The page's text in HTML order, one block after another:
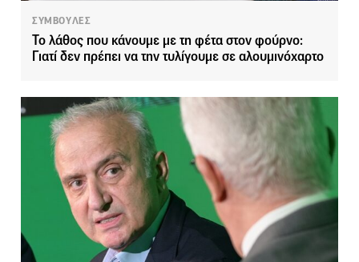
ΣΥΜΒΟΥΛΕΣ
Το λάθος που κάνουμε με τη φέτα στον φούρνο:
Γιατί δεν πρέπει να την τυλίγουμε σε αλουμινόχαρτο